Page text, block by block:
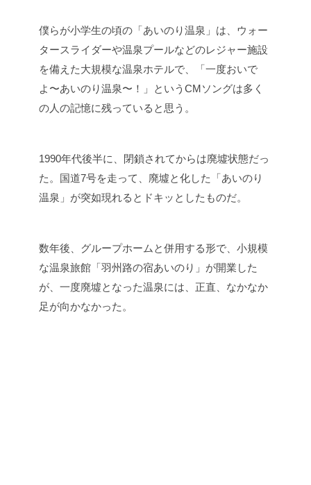
僕らが小学生の頃の「あいのり温泉」は、 ウォー
タースライダーや温泉プールなどのレジャー施設
を備えた大規模な温泉ホテルで、「一度おいで
よ〜あいのり温泉〜！」という CMソングは多く
の人の記憶に残っていると思う。
1990年代後半に、閉鎖されてからは廃墟状態だっ
た。国道7号を走って、廃墟と化した「あいのり
温泉」が突如現れるとドキッとしたものだ。
数年後、グループホームと併用する形で、小規模
な温泉旅館「羽州路の宿あいのり」が開業した
が、一度廃墟となった温泉には、正直、なかなか
足が向かなかった。